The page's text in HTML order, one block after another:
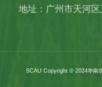
地址：广州市天河
SCAU Copyright © 2024华南